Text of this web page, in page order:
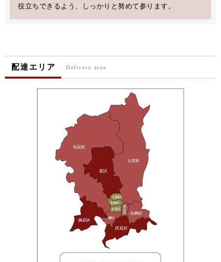
役立ちできるよう、しっかりと努めて参ります。
配達エリア Delivery area